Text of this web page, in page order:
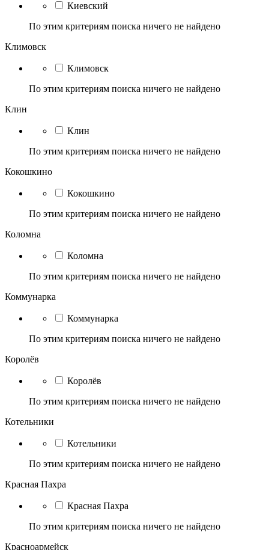
Киевский
По этим критериям поиска ничего не найдено
Климовск
Климовск
По этим критериям поиска ничего не найдено
Клин
Клин
По этим критериям поиска ничего не найдено
Кокошкино
Кокошкино
По этим критериям поиска ничего не найдено
Коломна
Коломна
По этим критериям поиска ничего не найдено
Коммунарка
Коммунарка
По этим критериям поиска ничего не найдено
Королёв
Королёв
По этим критериям поиска ничего не найдено
Котельники
Котельники
По этим критериям поиска ничего не найдено
Красная Пахра
Красная Пахра
По этим критериям поиска ничего не найдено
Красноармейск